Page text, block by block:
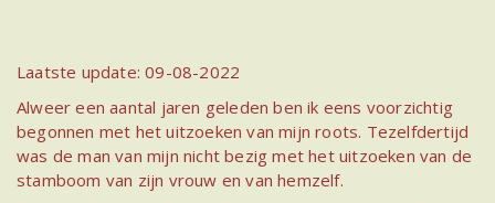
Laatste update: 09-08-2022
Alweer een aantal jaren geleden ben ik eens voorzichtig
begonnen met het uitzoeken van mijn roots. Tezelfdertijd
was de man van mijn nicht bezig met het uitzoeken van de
stamboom van zijn vrouw en van hemzelf.